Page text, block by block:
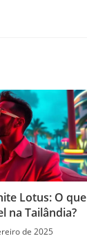
Lotus: O que
na Tailândia?
de 2025